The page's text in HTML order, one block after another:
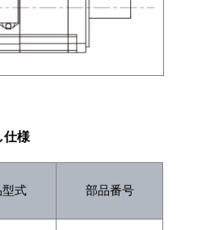
仕様
式 部品番号